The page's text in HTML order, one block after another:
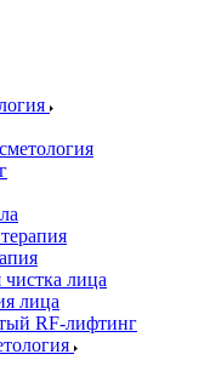
чистка лица
лица
RF-лифтинг